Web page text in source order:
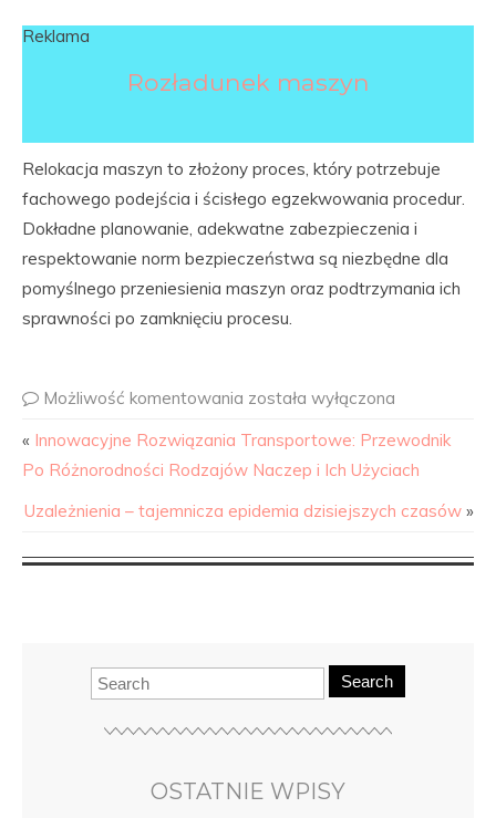
Reklama
Rozładunek maszyn
Relokacja maszyn to złożony proces, który potrzebuje
fachowego podejścia i ścisłego egzekwowania procedur.
Dokładne planowanie, adekwatne zabezpieczenia i
respektowanie norm bezpieczeństwa są niezbędne dla
pomyślnego przeniesienia maszyn oraz podtrzymania ich
sprawności po zamknięciu procesu.
Możliwość komentowania została wyłączona
« Innowacyjne Rozwiązania Transportowe: Przewodnik
Po Różnorodności Rodzajów Naczep i Ich Użyciach
Uzależnienia – tajemnicza epidemia dzisiejszych czasów »
Search
OSTATNIE WPISY